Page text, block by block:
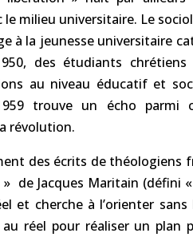
milieu universitaire. Le
à la jeunesse universitaire
des étudiants
au niveau éducatif et
trouve un écho parmi
révolution.
des écrits de théologiens
de Jacques Maritain (défini
et cherche à l’orienter
réel pour réaliser un plan